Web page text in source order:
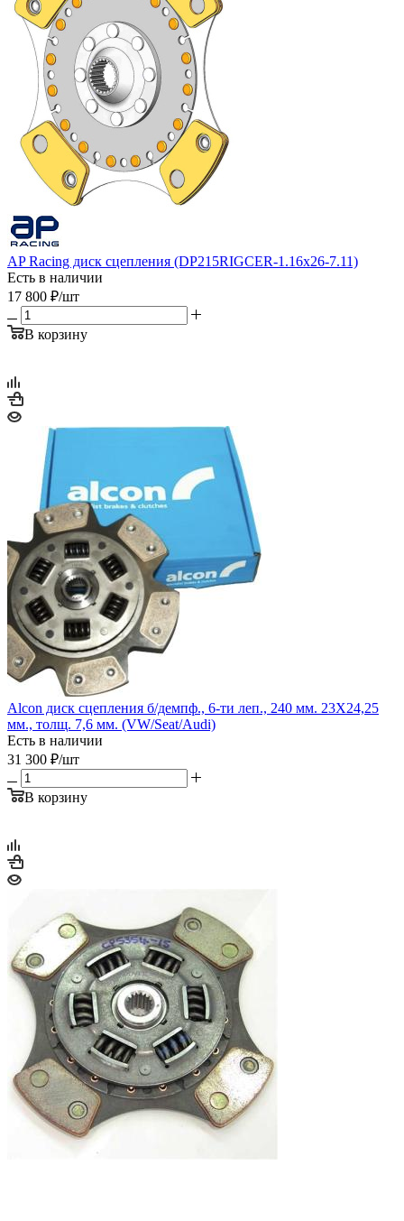
AP Racing диск сцепления (DP215RIGCER-1.16x26-7.11)
Есть в наличии
17 800 ₽/шт
В корзину
Alcon диск сцепления б/демпф., 6-ти леп., 240 мм. 23Х24,25
мм., толщ. 7,6 мм. (VW/Seat/Audi)
Есть в наличии
31 300 ₽/шт
В корзину